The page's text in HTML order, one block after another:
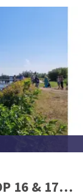
16 & 17